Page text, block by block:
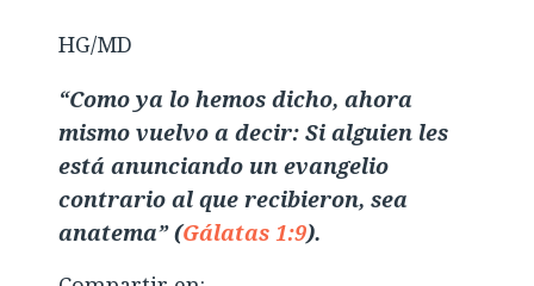
HG/MD
“Como ya lo hemos dicho, ahora
mismo vuelvo a decir: Si alguien les
está anunciando un evangelio
contrario al que recibieron, sea
anatema” (Gálatas 1:9).